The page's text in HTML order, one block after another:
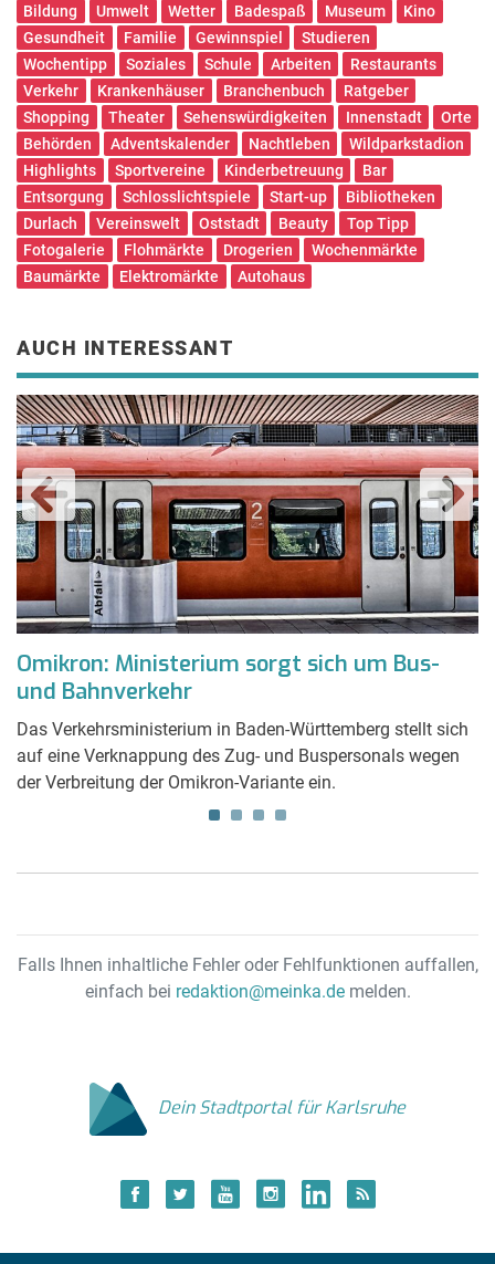
Bildung
Umwelt Wetter Badespaß Museum
Kino
Gesundheit
Familie Gewinnspiel
Studieren
Wochentipp
Soziales Schule Arbeiten
Restaurants
Verkehr
Krankenhäuser Branchenbuch
Ratgeber
Shopping
Theater Sehenswürdigkeiten Innenstadt
Orte
Behörden
Adventskalender Nachtleben
Wildparkstadion
Highlights
Sportvereine Kinderbetreuung
Bar
Entsorgung
Schlosslichtspiele Start-up
Bibliotheken
Durlach
Vereinswelt Oststadt Beauty
Top Tipp
Fotogalerie
Flohmärkte Drogerien
Wochenmärkte
Baumärkte
Elektromärkte Autohaus
AUCH INTERESSANT
Omikron: Ministerium sorgt sich um Bus-
und Bahnverkehr
Das Verkehrsministerium in Baden-Württemberg stellt sich
auf eine Verknappung des Zug- und Buspersonals wegen
der Verbreitung der Omikron-Variante ein.
Falls Ihnen inhaltliche Fehler oder Fehlfunktionen auffallen,
einfach bei redaktion@meinka.demelden.
Dein Stadtportal für Karlsruhe